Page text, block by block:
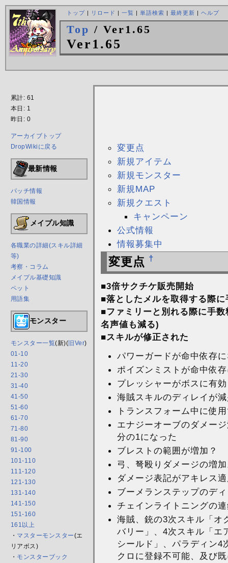
トップ| リロード | 一覧 | 単語検索 | 最終更新 | ヘルプ
Top / Ver1.65
Ver1.65
累計: 61
本日: 1
昨日: 0
アーカイブトップ
DropWikiに戻る
最新情報
パッチ情報
韓国情報
メイプル知識
各職業の詳細(スキル詳細
等)
考察・コラム
メイプル基礎知識
ペット
用語集
モンスター
モンスター一覧(新)( 旧Ver)
01-10
11-20
21-30
31-40
41-50
51-60
61-70
71-80
81-90
91-100
101-110
111-120
121-130
131-140
141-150
151-160
161以上
・ マスターモンスター(エ
リアボス)
・ モンスターブック
変更点
新規アイテム
新規モンスター
新規MAP
新規クエスト
キャンペーン
公式情報
情報募集中
変更点 †
■3倍サクチケ販売開始
■落としたメルを取得する際
■ファミリーと別れる際に手
名声値も減る)
■スキルが修正された
パワーガードが命中依存
ポイズンミストが命中依
プレッシャーがボスに有
海賊スキルのディレイが
トランスフォーム中に使
エナジーオーブのダメー
分の1になった
ブレストの範囲が増加？
弓、弩殴りダメージの増
ダメージ表記がアキレス
ブーメランステップのデ
チェインライトニングの
海賊、銃の3次スキル「オ
バリー」、4次スキル「エ
シールド」、パラディン4
クロに登録不可能、及び